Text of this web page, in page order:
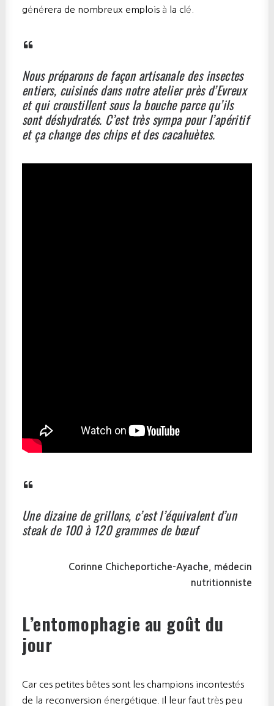
générera de nombreux emplois à la clé.
Nous préparons de façon artisanale des insectes
entiers, cuisinés dans notre atelier près d’Evreux
et qui croustillent sous la bouche parce qu’ils
sont déshydratés. C’est très sympa pour l’apéritif
et ça change des chips et des cacahuètes.
Une dizaine de grillons, c’est l’équivalent d’un
steak de 100 à 120 grammes de bœuf
Corinne Chicheportiche-Ayache, médecin
nutritionniste
L’entomophagie au goût du
jour
Car ces petites bêtes sont les champions incontestés
de la reconversion énergétique. Il leur faut très peu